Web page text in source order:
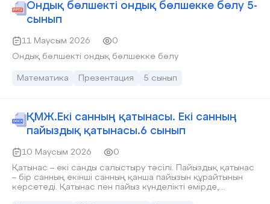
Ондық бөлшекті ондық бөлшекке бөлу 5-
сынып
11 Маусым 2026
0
Ондық бөлшекті ондық бөлшекке бөлу
Математика Презентация 5 сынып
ҚМЖ.Екі санның қатынасы. Екі санның
пайыздық қатынасы.6 сынып
10 Маусым 2026
0
Қатынас – екі санды салыстыру тәсілі. Пайыздық қатынас
– бір санның екінші санның қанша пайызын құрайтынын
көрсетеді. Қатынас пен пайыз күнделікті өмірде,